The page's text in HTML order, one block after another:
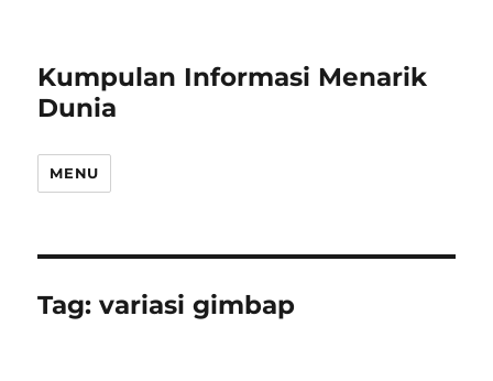
Kumpulan Informasi Menarik
Dunia
MENU
Tag:variasi gimbap